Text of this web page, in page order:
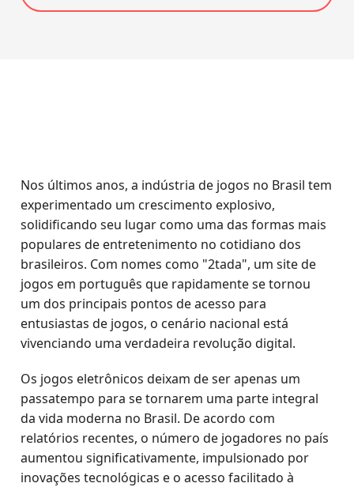
Nos últimos anos, a indústria de jogos no Brasil tem
experimentado um crescimento explosivo,
solidificando seu lugar como uma das formas mais
populares de entretenimento no cotidiano dos
brasileiros. Com nomes como "2tada", um site de
jogos em português que rapidamente se tornou
um dos principais pontos de acesso para
entusiastas de jogos, o cenário nacional está
vivenciando uma verdadeira revolução digital.
Os jogos eletrônicos deixam de ser apenas um
passatempo para se tornarem uma parte integral
da vida moderna no Brasil. De acordo com
relatórios recentes, o número de jogadores no país
aumentou significativamente, impulsionado por
inovações tecnológicas e o acesso facilitado à